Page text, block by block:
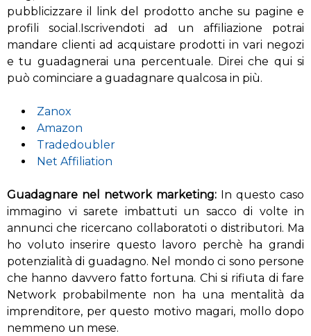
pubblicizzare il link del prodotto anche su pagine e
profili social.Iscrivendoti ad un affiliazione potrai
mandare clienti ad acquistare prodotti in vari negozi
e tu guadagnerai una percentuale. Direi che qui si
può cominciare a guadagnare qualcosa in più.
Zanox
Amazon
Tradedoubler
Net Affiliation
Guadagnare nel network marketing: In questo caso
immagino vi sarete imbattuti un sacco di volte in
annunci che ricercano collaboratoti o distributori. Ma
ho voluto inserire questo lavoro perchè ha grandi
potenzialità di guadagno. Nel mondo ci sono persone
che hanno davvero fatto fortuna. Chi si rifiuta di fare
Network probabilmente non ha una mentalità da
imprenditore, per questo motivo magari, mollo dopo
nemmeno un mese.